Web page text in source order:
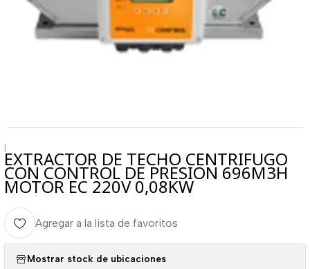
|EXTRACTOR DE TECHO CENTRIFUGO
CON CONTROL DE PRESION 696M3H
MOTOR EC 220V 0,08KW
Agregar a la lista de favoritos
Mostrar stock de ubicaciones